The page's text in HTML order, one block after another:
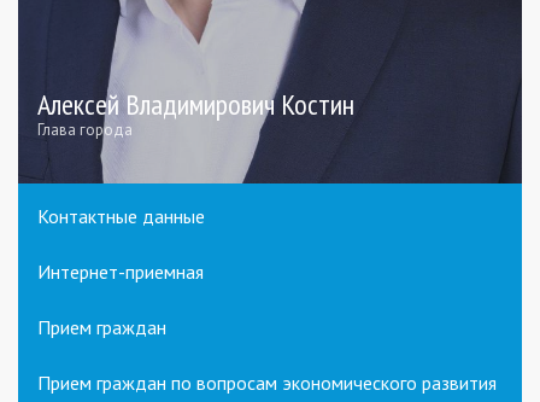
Алексей Владимирович Костин
Глава города
Контактные данные
Интернет-приемная
Прием граждан
Прием граждан по вопросам экономического развития